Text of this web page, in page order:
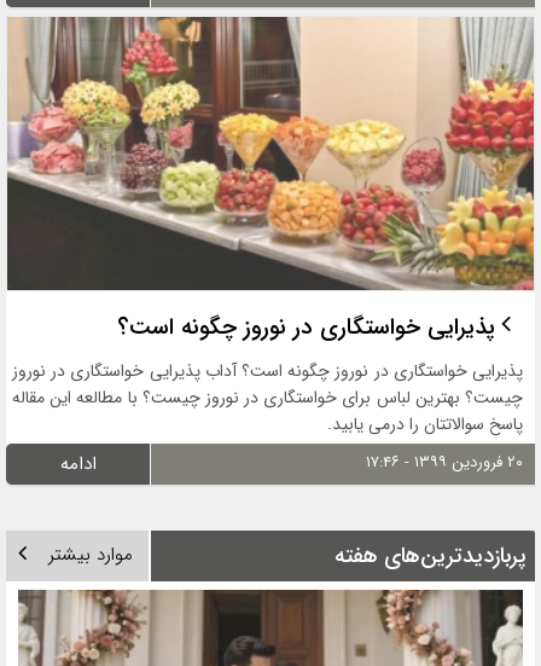
پذیرایی خواستگاری در نوروز چگونه است؟
پذیرایی خواستگاری در نوروز چگونه است؟ آداب پذیرایی خواستگاری در نوروز
چیست؟ بهترین لباس برای خواستگاری در نوروز چیست؟ با مطالعه این مقاله
پاسخ سوالاتتان را درمی یابید.
۲۰ فروردین ۱۳۹۹ - ۱۷:۴۶ ادامه
پربازدیدترین‌های هفته موارد بیشتر